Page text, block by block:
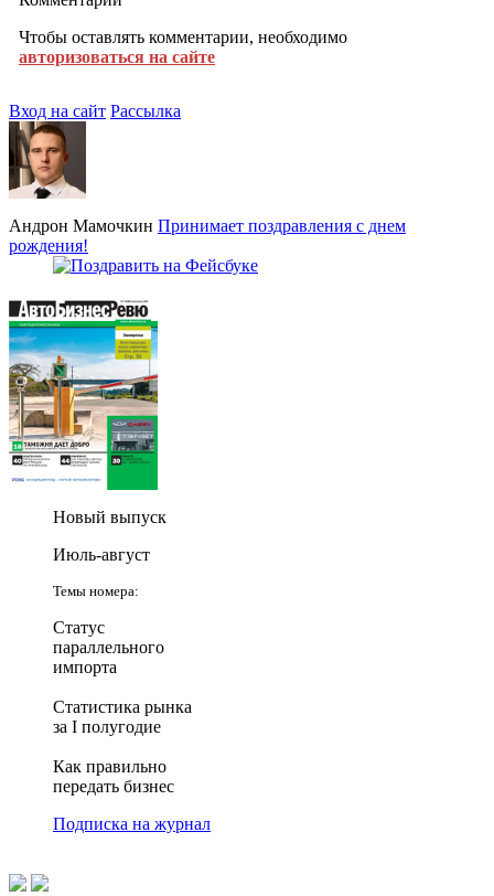
Чтобы оставлять комментарии, необходимо
авторизоваться на сайте
Вход на сайт Рассылка
Андрон Мамочкин Принимает поздравления с днем
рождения!
Новый выпуск
Июль-август
Темы номера:
Статус
параллельного
импорта
Статистика рынка
за I полугодие
Как правильно
передать бизнес
Подписка на журнал